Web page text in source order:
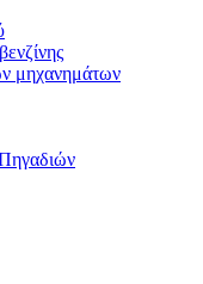
μηχανημάτων